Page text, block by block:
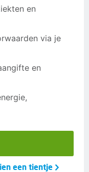
en
via je
en
een tientje